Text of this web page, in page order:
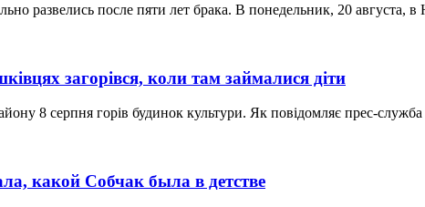
развелись после пяти лет брака. В понедельник, 20
загорівся, коли там займалися діти
8 серпня горів будинок культури. Як повідомляє прес-
какой Собчак была в детстве